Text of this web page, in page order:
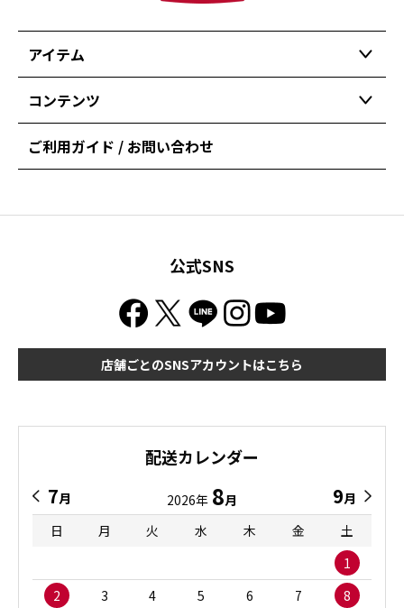
アイテム
コンテンツ
ご利用ガイド / お問い合わせ
公式SNS
店舗ごとのSNSアカウントはこちら
配送カレンダー
7月 2026年 8月 9月
日
月 火 水 木 金
土
1
2
3 4 5 6 7 8